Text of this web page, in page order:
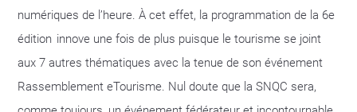
numériques de l’heure. À cet effet, la programmation de la 6e
édition innove une fois de plus puisque le tourisme se joint
aux 7 autres thématiques avec la tenue de son événement
Rassemblement eTourisme. Nul doute que la SNQC sera,